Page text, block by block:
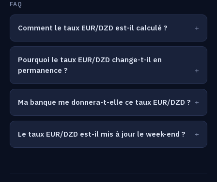
FAQ
Comment le taux EUR/DZD est-il calculé ?
Pourquoi le taux EUR/DZD change-t-il en
permanence ?
Ma banque me donnera-t-elle ce taux EUR/DZD ?
Le taux EUR/DZD est-il mis à jour le week-end ?